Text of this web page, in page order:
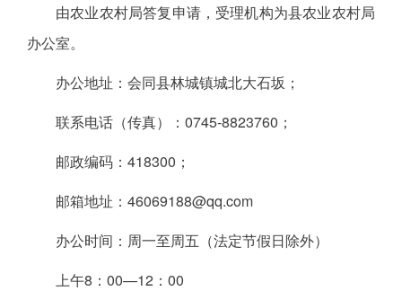
由农业农村局答复申请，受理机构为县农业农村局
办公室。
办公地址：会同县林城镇城北大石坂；
联系电话（传真）：0745-8823760；
邮政编码：418300；
邮箱地址：46069188@qq.com
办公时间：周一至周五（法定节假日除外）
上午8：00—12：00